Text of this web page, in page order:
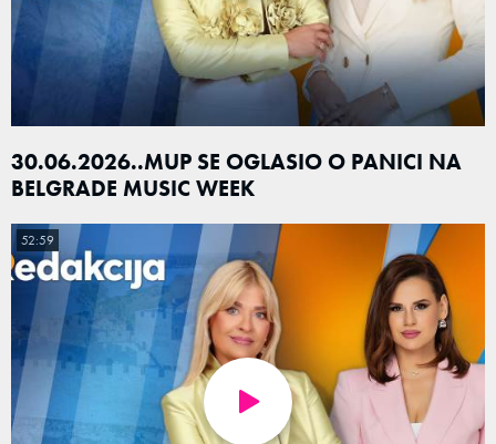
30.06.2026..MUP SE OGLASIO O PANICI NA
BELGRADE MUSIC WEEK
52:59